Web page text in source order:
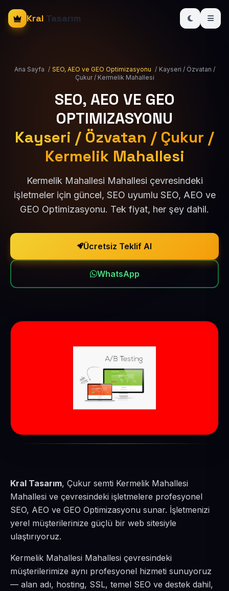
Kral Tasarım
Ana Sayfa / SEO, AEO ve GEO Optimizasyonu / Kayseri / Özvatan /
Çukur / Kermelik Mahallesi
SEO, AEO VE GEO
OPTIMIZASYONU
Kayseri / Özvatan / Çukur /
Kermelik Mahallesi
Kermelik Mahallesi Mahallesi çevresindeki
işletmeler için güncel, SEO uyumlu SEO, AEO ve
GEO Optimizasyonu. Tek fiyat, her şey dahil.
Ücretsiz Teklif Al
WhatsApp
Kral Tasarım, Çukur semti Kermelik Mahallesi
Mahallesi ve çevresindeki işletmelere profesyonel
SEO, AEO ve GEO Optimizasyonu sunar. İşletmenizi
yerel müşterilerinize güçlü bir web sitesiyle
ulaştırıyoruz.
Kermelik Mahallesi Mahallesi çevresindeki
müşterilerimize aynı profesyonel hizmeti sunuyoruz
— alan adı, hosting, SSL, temel SEO ve destek dahil,